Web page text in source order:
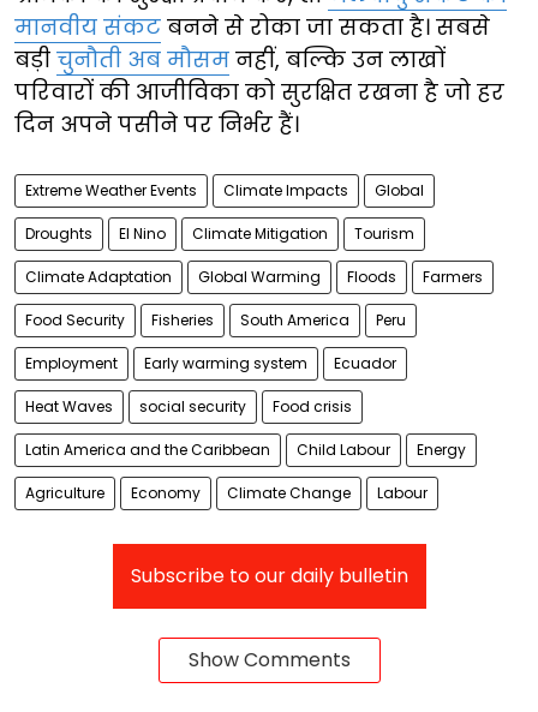
मानवीय संकट बनने से रोका जा सकता है। सबसे
बड़ी चुनौती अब मौसम नहीं, बल्कि उन लाखों
परिवारों की आजीविका को सुरक्षित रखना है जो हर
दिन अपने पसीने पर निर्भर हैं।
Extreme Weather Events Climate Impacts Global
Droughts El Nino Climate Mitigation Tourism
Climate Adaptation Global Warming Floods Farmers
Food Security Fisheries South America Peru
Employment Early warming system Ecuador
Heat Waves social security Food crisis
Latin America and the Caribbean Child Labour Energy
Agriculture Economy Climate Change Labour
Subscribe to our daily bulletin
Show Comments